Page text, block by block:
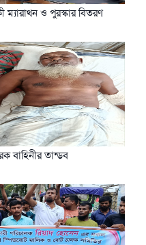
ও পুরস্কার বিতরণ
বাহিনীর তান্ডব